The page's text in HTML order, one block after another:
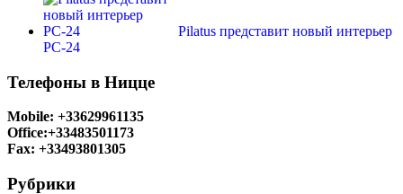
Pilatus представит новый интерьер
РС-24
Телефоны в Ницце
Mobile: +33629961135
Office:+33483501173
Fax: +33493801305
Рубрики